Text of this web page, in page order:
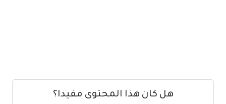
هل كان هذا المحتوى مفيدا؟